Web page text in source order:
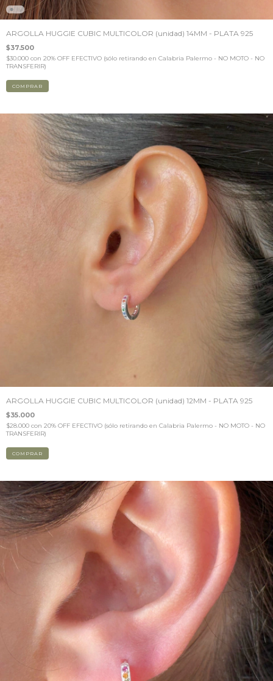
ARGOLLA HUGGIE CUBIC MULTICOLOR (unidad) 14MM - PLATA 925
$37.500
$30.000 con 20% OFF EFECTIVO (sólo retirando en Calabria Palermo - NO MOTO - NO
TRANSFERIR)
COMPRAR
ARGOLLA HUGGIE CUBIC MULTICOLOR (unidad) 12MM - PLATA 925
$35.000
$28.000 con 20% OFF EFECTIVO (sólo retirando en Calabria Palermo - NO MOTO - NO
TRANSFERIR)
COMPRAR